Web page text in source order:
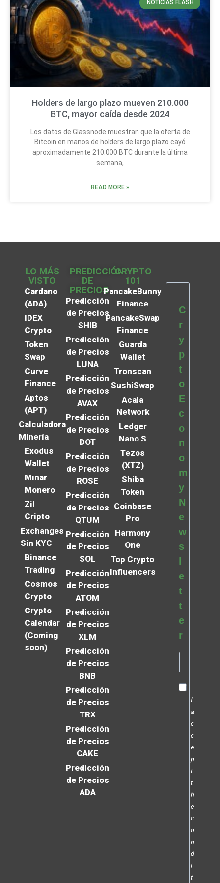
NOTICIAS FLASH
Holders de largo plazo mueven 210.000
BTC, mayor caída desde 2024
Los datos de Glassnode muestran que la oferta de
Bitcoin en manos de holders de largo plazo cayó
aproximadamente 210.000 BTC durante la última
semana,
READ MORE »
LO MÁS
VISTO
Cardano
(ADA)
IDEX
Crypto
Token
Swap
Curve
Finance
Aptos
(APT)
Calculadora
Minería
Exodus
Wallet
Minar
Monero
Zil
Cripto
Exchanges
Sin KYC
Binance
Trading
Cosmos
Crypto
Crypto
Calendar
(Coming
soon)
PREDICCIÓN
DE
PRECIOS
Predicción
de Precios
SHIB
Predicción
de Precios
LUNA
Predicción
de Precios
AVAX
Predicción
de Precios
DOT
Predicción
de Precios
ROSE
Predicción
de Precios
QTUM
Predicción
de Precios
SOL
Predicción
de Precios
ATOM
Predicción
de Precios
XLM
Predicción
de Precios
BNB
Predicción
de Precios
TRX
Predicción
de Precios
CAKE
Predicción
de Precios
ADA
CRYPTO
101
PancakeBunny
Finance
PancakeSwap
Finance
Guarda
Wallet
Tronscan
SushiSwap
Acala
Network
Ledger
Nano S
Tezos
(XTZ)
Shiba
Token
Coinbase
Pro
Harmony
One
Top Crypto
Influencers
C
r
y
p
t
o
E
c
o
n
o
m
y
N
e
w
s
e
t
t
e
r
I
a
c
c
e
p
t
t
h
e
c
o
n
d
i
t